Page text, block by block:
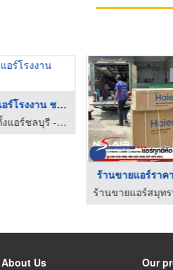
ติดตั้งแอร์โรงงาน ชล ...
รับติดตั้งแอร์ชลบุรี - นาวาพัฒนา
ร้านขายแอร์ราค
About Us Our